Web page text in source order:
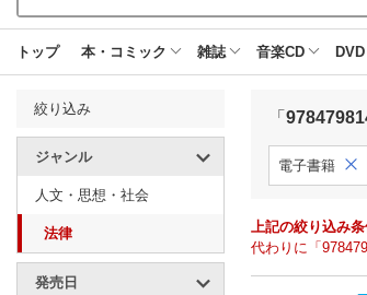
トップ 本・コミック 雑誌 音楽CD
絞り込み
ジャンル
人文・思想・社会
法律
発売日
「
電子書籍
上記の絞り込み
代わりに「